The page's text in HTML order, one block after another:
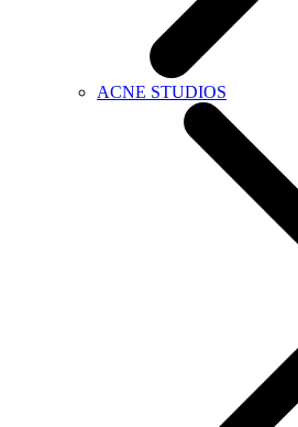
ACNE STUDIOS